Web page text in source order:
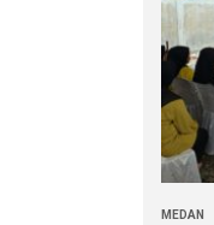
MEDAN